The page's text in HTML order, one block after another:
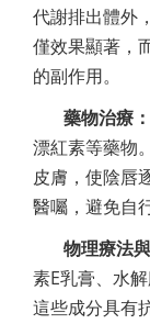
代謝排出體外
僅效果顯著，
的副作用。
藥物治療：
漂紅素等藥物
皮膚，使陰唇
醫囑，避免自
物理療法
素E乳膏、水
這些成分具有